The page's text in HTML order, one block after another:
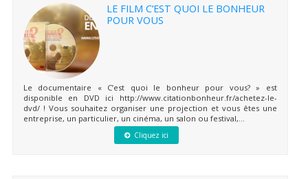
LE FILM C’EST QUOI LE BONHEUR
POUR VOUS
Le documentaire « C’est quoi le bonheur pour vous? » est
disponible en DVD ici http://www.citationbonheur.fr/achetez-le-
dvd/ ! Vous souhaitez organiser une projection et vous êtes une
entreprise, un particulier, un cinéma, un salon ou festival,...
Cliquez ici